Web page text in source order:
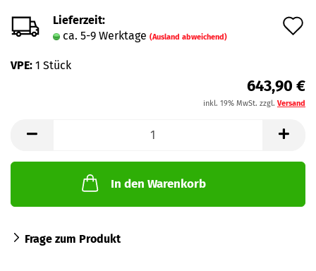
Lieferzeit:
ca. 5-9 Werktage (Ausland abweichend)
VPE: 1 Stück
643,90 €
inkl. 19% MwSt. zzgl. Versand
In den Warenkorb
Frage zum Produkt